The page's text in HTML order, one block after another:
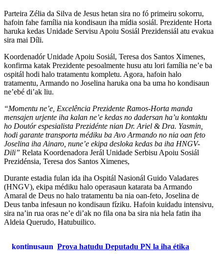
Parteira Zélia da Silva de Jesus hetan sira no fó primeiru sokorru,
hafoin fahe família nia kondisaun iha mídia sosiál. Prezidente Horta
haruka kedas Unidade Servisu Apoiu Sosiál Prezidensiál atu evakua
sira mai Díli.
Koordenadór Unidade Apoiu Sosiál, Teresa dos Santos Ximenes,
konfirma katak Prezidente pesoalmente husu atu lori família ne’e ba
ospitál hodi halo tratamentu kompletu. Agora, hafoin halo
tratamentu, Armando no Joselina haruka ona ba uma ho kondisaun
ne’ebé di’ak liu.
“Momentu ne’e, Excelência Prezidente Ramos-Horta manda
mensajen urjente iha kalan ne’e kedas no dadersan ha’u kontaktu
ho Doutór espesialista Prezidénte nian Dr. Ariel & Dra. Yasmin,
hodi garante transporta médiku ba Avo Armando no nia oan feto
Joselina iha Ainaro, nune’e ekipa desloka kedas ba iha HNGV-
Dili” Relata Koordenadora Jerál Unidade Serbisu Apoiu Sosiál
Prezidénsia, Teresa dos Santos Ximenes,
Durante estadia fulan ida iha Ospitál Nasionál Guido Valadares
(HNGV), ekipa médiku halo operasaun katarata ba Armando
Amaral de Deus no halo tratamentu ba nia oan-feto, Joselina de
Deus tanba infesaun no kondisaun fíziku. Hafoin kuidadu intensivu,
sira na’in rua oras ne’e di’ak no fila ona ba sira nia hela fatin iha
Aldeia Querudo, Hatubuilico.
kontinusaun Prova hatudu Deputadu PN la iha étika